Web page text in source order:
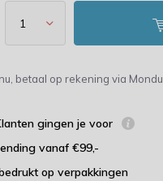
betaal op rekening via Mondu
gingen je voor
vanaf €99,-
op verpakkingen